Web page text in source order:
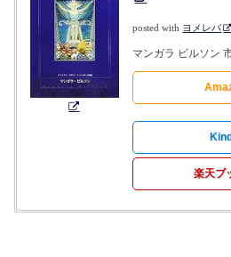
posted with ヨメレバ
マンガラ ビルソン
楽天ブ